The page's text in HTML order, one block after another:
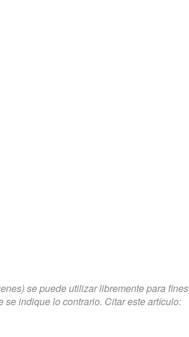
se puede utilizar libremente para fines
se indique lo contrario. Citar este artículo: